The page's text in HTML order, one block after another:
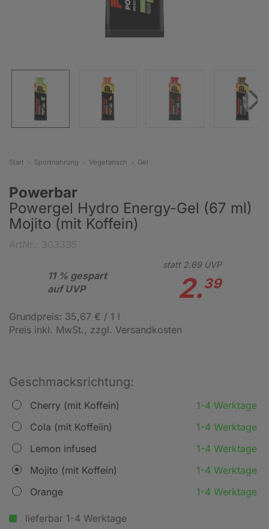
Start Sportnahrung Vegetarisch Gel
Powerbar
Powergel Hydro Energy-Gel (67 ml)
Mojito (mit Koffein)
11 % gespart
auf UVP
statt 2.69UVP
2.39
Grundpreis: 35,67 € / 1 l
Preis inkl. MwSt., zzgl. Versandkosten
Geschmacksrichtung:
Cherry (mit Koffein)
1-4 Werktage
Cola (mit Koffeiin)
1-4 Werktage
Lemon infused
1-4 Werktage
Mojito (mit Koffein)
1-4 Werktage
Orange
1-4 Werktage
lieferbar 1-4 Werktage